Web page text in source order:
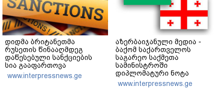
დიდმა ბრიტანეთმა
რუსეთის წინააღმდეგ
დაწესებული სანქციების
სია გააფართოვა
www.interpressnews.ge
აზერბაიჯანული მედია -
ბაქომ საქართველოს
საგარეო საქმეთა
სამინისტროში
დიპლომატური ნოტა
გაგზავნა - აზერბაიჯანული
სანომრე ნიშნის მქონე
www.interpressnews.ge